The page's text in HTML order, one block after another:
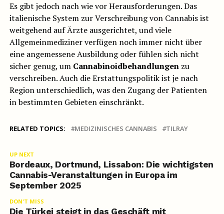
Es gibt jedoch nach wie vor Herausforderungen. Das
italienische System zur Verschreibung von Cannabis ist
weitgehend auf Ärzte ausgerichtet, und viele
Allgemeinmediziner verfügen noch immer nicht über
eine angemessene Ausbildung oder fühlen sich nicht
sicher genug, um Cannabinoidbehandlungenzu
verschreiben. Auch die Erstattungspolitik ist je nach
Region unterschiedlich, was den Zugang der Patienten
in bestimmten Gebieten einschränkt.
RELATED TOPICS: MEDIZINISCHES CANNABIS TILRAY
UP NEXT
Bordeaux, Dortmund, Lissabon: Die wichtigsten
Cannabis-Veranstaltungen in Europa im
September 2025
DON'T MISS
Die Türkei steigt in das Geschäft mit